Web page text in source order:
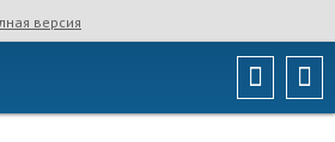
версия